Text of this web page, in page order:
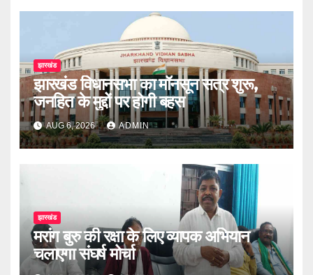
झारखंड
झारखंड विधानसभा का मॉनसून सत्र शुरू,
जनहित के मुद्दों पर होगी बहस
AUG 6, 2026 ADMIN
झारखंड
मरांग बुरु की रक्षा के लिए व्यापक अभियान
चलाएगा संघर्ष मोर्चा